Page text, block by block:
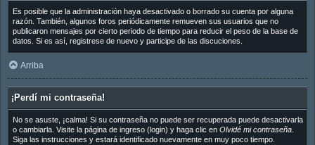
Es posible que la administración haya desactivado o borrado su cuenta por alguna
razón. También, algunos foros periódicamente remueven sus usuarios que no
publicaron mensajes por cierto periodo de tiempo para reducir el peso de la base de
datos. Si es así, registrese de nuevo y participe de las discuciones.
Arriba
¡Perdí mi contraseña!
No se asuste, ¡calma! Si su contraseña no puede ser recuperada puede desactivarla
o cambiarla. Visite la página de ingreso (login) y haga clic en Olvidé mi contraseña.
Siga las instrucciones y estará identificado nuevamente en muy poco tiempo.